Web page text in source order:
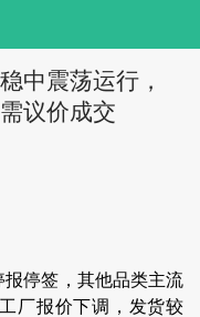
中震荡运行，
议价成交
停签，其他品类主流
厂报价下调，发货较